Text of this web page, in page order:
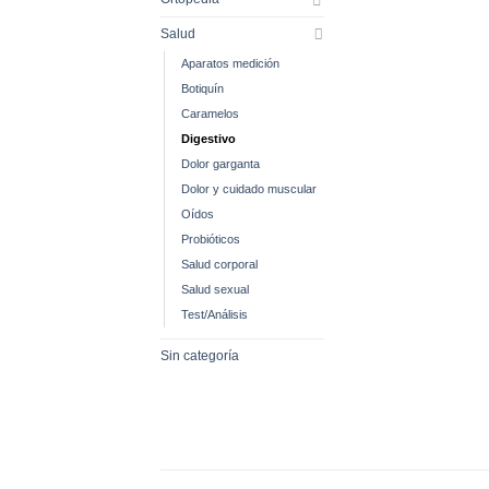
Salud
Aparatos medición
Botiquín
Caramelos
Digestivo
Dolor garganta
Dolor y cuidado muscular
Oídos
Probióticos
Salud corporal
Salud sexual
Test/Análisis
Sin categoría